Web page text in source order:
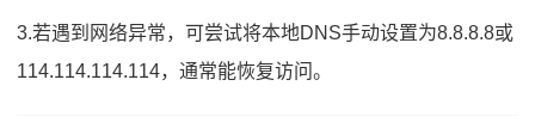
3.若遇到网络异常，可尝试将本地DNS手动设置为8.8.8.8或
114.114.114.114，通常能恢复访问。